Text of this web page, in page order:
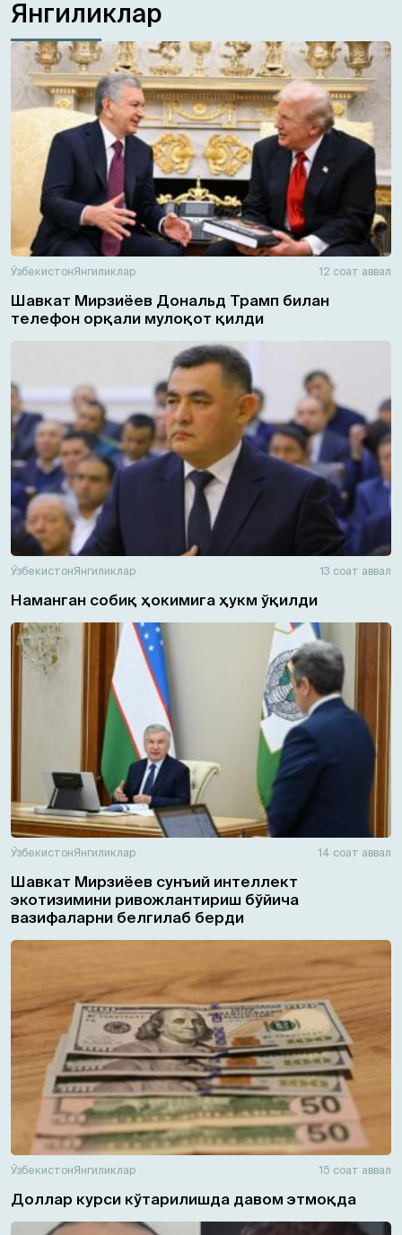
Янгиликлар
ЎзбекистонЯнгиликлар 12 соат аввал
Шавкат Мирзиёев Дональд Трамп билан
телефон орқали мулоқот қилди
ЎзбекистонЯнгиликлар 13 соат аввал
Наманган собиқ ҳокимига ҳукм ўқилди
ЎзбекистонЯнгиликлар 14 соат аввал
Шавкат Мирзиёев сунъий интеллект
экотизимини ривожлантириш бўйича
вазифаларни белгилаб берди
ЎзбекистонЯнгиликлар 15 соат аввал
Доллар курси кўтарилишда давом этмоқда